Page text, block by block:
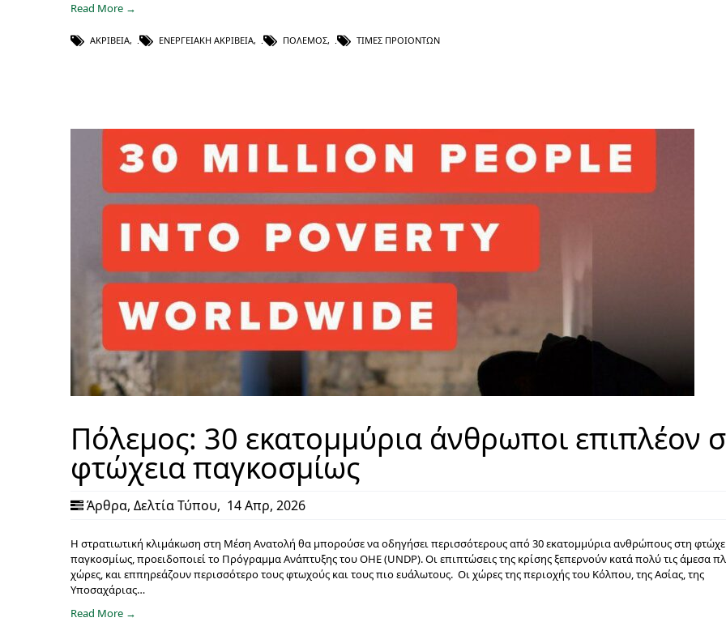
Read More →
ΑΚΡΊΒΕΙΑ, ΕΝΕΡΓΕΙΑΚΉ ΑΚΡΊΒΕΙΑ, ΠΌΛΕΜΟΣ, ΤΙΜΈΣ ΠΡΟΙΌΝΤΩΝ
Πόλεμος: 30 εκατομμύρια άνθρωποι επιπλέον
φτώχεια παγκοσμίως
Άρθρα, Δελτία Τύπου, 14 Απρ, 2026
Η στρατιωτική κλιμάκωση στη Μέση Ανατολή θα μπορούσε να οδηγήσει περισσότερους από 30 εκατομμύρια ανθρώπους στη
παγκοσμίως, προειδοποιεί το Πρόγραμμα Ανάπτυξης του ΟΗΕ (UNDP). Οι επιπτώσεις της κρίσης ξεπερνούν κατά πολύ τις άμεσα
χώρες, και εππηρεάζουν περισσότερο τους φτωχούς και τους πιο ευάλωτους. Οι χώρες της περιοχής του Κόλπου, της Ασίας, της
Υποσαχάριας…
Read More →